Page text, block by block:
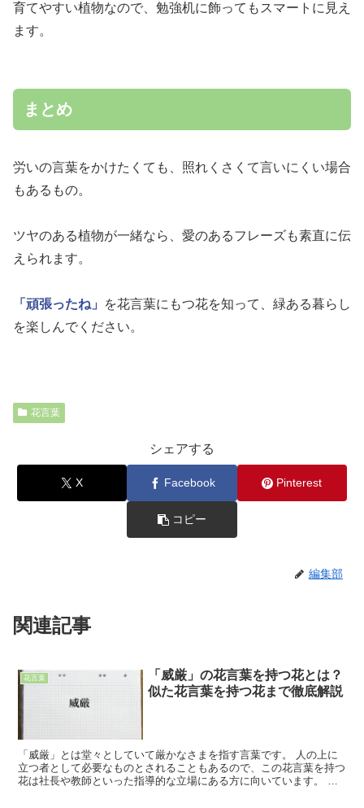
育てやすい植物なので、勉強机に飾ってもスマートに見え
ます。
まとめ
労いの言葉をかけたくても、照れくさくて言いにくい場合
もあるもの。
ツヤのある植物が一緒なら、愛のあるフレーズも素直に伝
えられます。
「頑張ったね」
を花言葉にもつ花を知って、緑ある暮らし
を楽しんでください。
花言葉
シェアする
X Facebook Pinterest
コピー
編集部
関連記事
花言葉
「威厳」の花言葉を持つ花とは？
似た花言葉を持つ花まで徹底解説
「威厳」とは堂々としていて厳かなさまを指す言葉です。 人の上に
立つ者として必要なものとされることもあるので、この花言葉を持つ
花は社長や教師といった指導的な立場にある方に向いています。 ま